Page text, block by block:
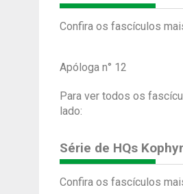
Confira os fascículos
Apóloga n° 12
Para ver todos os
lado:
Série de HQs
Confira os fascículos